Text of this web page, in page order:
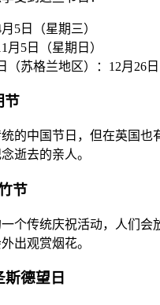
5日（星期三）
月5日（星期日）
（苏格兰地区）：12月26日
节
的中国节日，但在英国也
逝去的亲人。
节
个传统庆祝活动，人们会
出观赏烟花。
斯德望日